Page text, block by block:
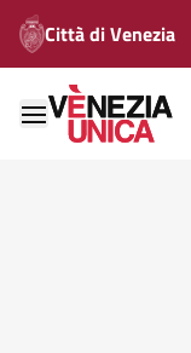
Città di Venezia